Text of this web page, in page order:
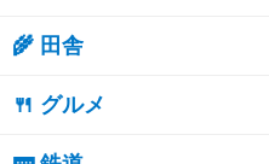
🌾 田舎
🍴 グルメ